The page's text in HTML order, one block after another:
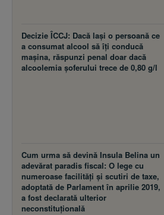
Decizie ÎCCJ: Dacă laşi o persoană ce
a consumat alcool să îţi conducă
maşina, răspunzi penal doar dacă
alcoolemia şoferului trece de 0,80 g/l
Cum urma să devină Insula Belina un
adevărat paradis fiscal: O lege cu
numeroase facilităţi şi scutiri de taxe,
adoptată de Parlament în aprilie 2019,
a fost declarată ulterior
neconstituţională